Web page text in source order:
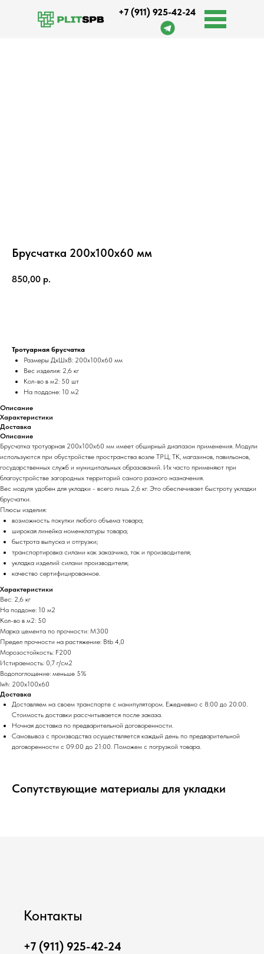
+7 (911) 925-42-24
Брусчатка 200х100х60 мм
850,00 р.
Тротуарная брусчатка
Размеры ДхШхВ: 200х100х60 мм
Вес изделия: 2,6 кг
Кол-во в м2: 50 шт
На поддоне: 10 м2
Описание
Характеристики
Доставка
Описание
Брусчатка тротуарная 200х100х60 мм имеет обширный диапазон применения. Модули
используются при обустройстве пространства возле ТРЦ, ТК, магазинов, павильонов,
государственных служб и муниципальных образований. Их часто применяют при
благоустройстве загородных территорий самого разного назначения.
Вес модуля удобен для укладки - всего лишь 2,6 кг. Это обеспечивает быстроту укладки
брусчатки.
Плюсы изделия:
возможность покупки любого объема товара;
широкая линейка номенклатуры товара;
быстрота выпуска и отгрузки;
транспортировка силами как заказчика, так и производителя;
укладка изделий силами производителя;
качество сертифицированное.
Характеристики
Вес: 2,6 кг
На поддоне: 10 м2
Кол-во в м2: 50
Марка цемента по прочности: М300
Предел прочности на растяжение: Btb 4,0
Морозостойкость: F200
Истираемость: 0,7 г/cм2
Водопоглощение: меньше 5%
lwh: 200x100x60
Доставка
Доставляем на своем транспорте с манипулятором. Ежедневно с 8:00 до 20:00.
Стоимость доставки рассчитывается после заказа.
Ночная доставка по предварительной договоренности.
Самовывоз с производства осуществляется каждый день по предварительной
договоренности с 09:00 до 21:00. Поможем с погрузкой товара.
Сопутствующие материалы для укладки
Контакты
+7 (911) 925-42-24